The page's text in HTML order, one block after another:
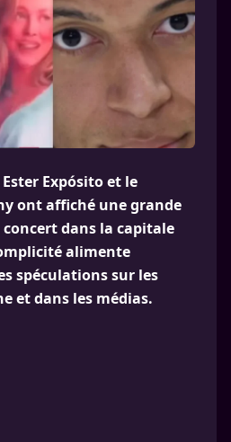
Expósito et le
ont affiché une grande
dans la capitale
alimente
spéculations sur les
et dans les médias.